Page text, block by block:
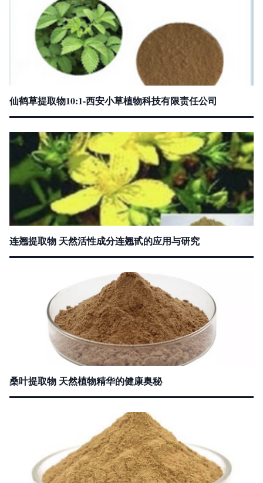
仙鹤草提取物10:1-西安小草植物科技有限责任公司
连翘提取物 天然活性成分连翘甙的应用与研究
桑叶提取物 天然植物精华的健康奥秘